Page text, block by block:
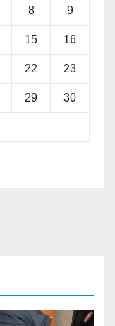
8 9
15 16
22 23
29 30